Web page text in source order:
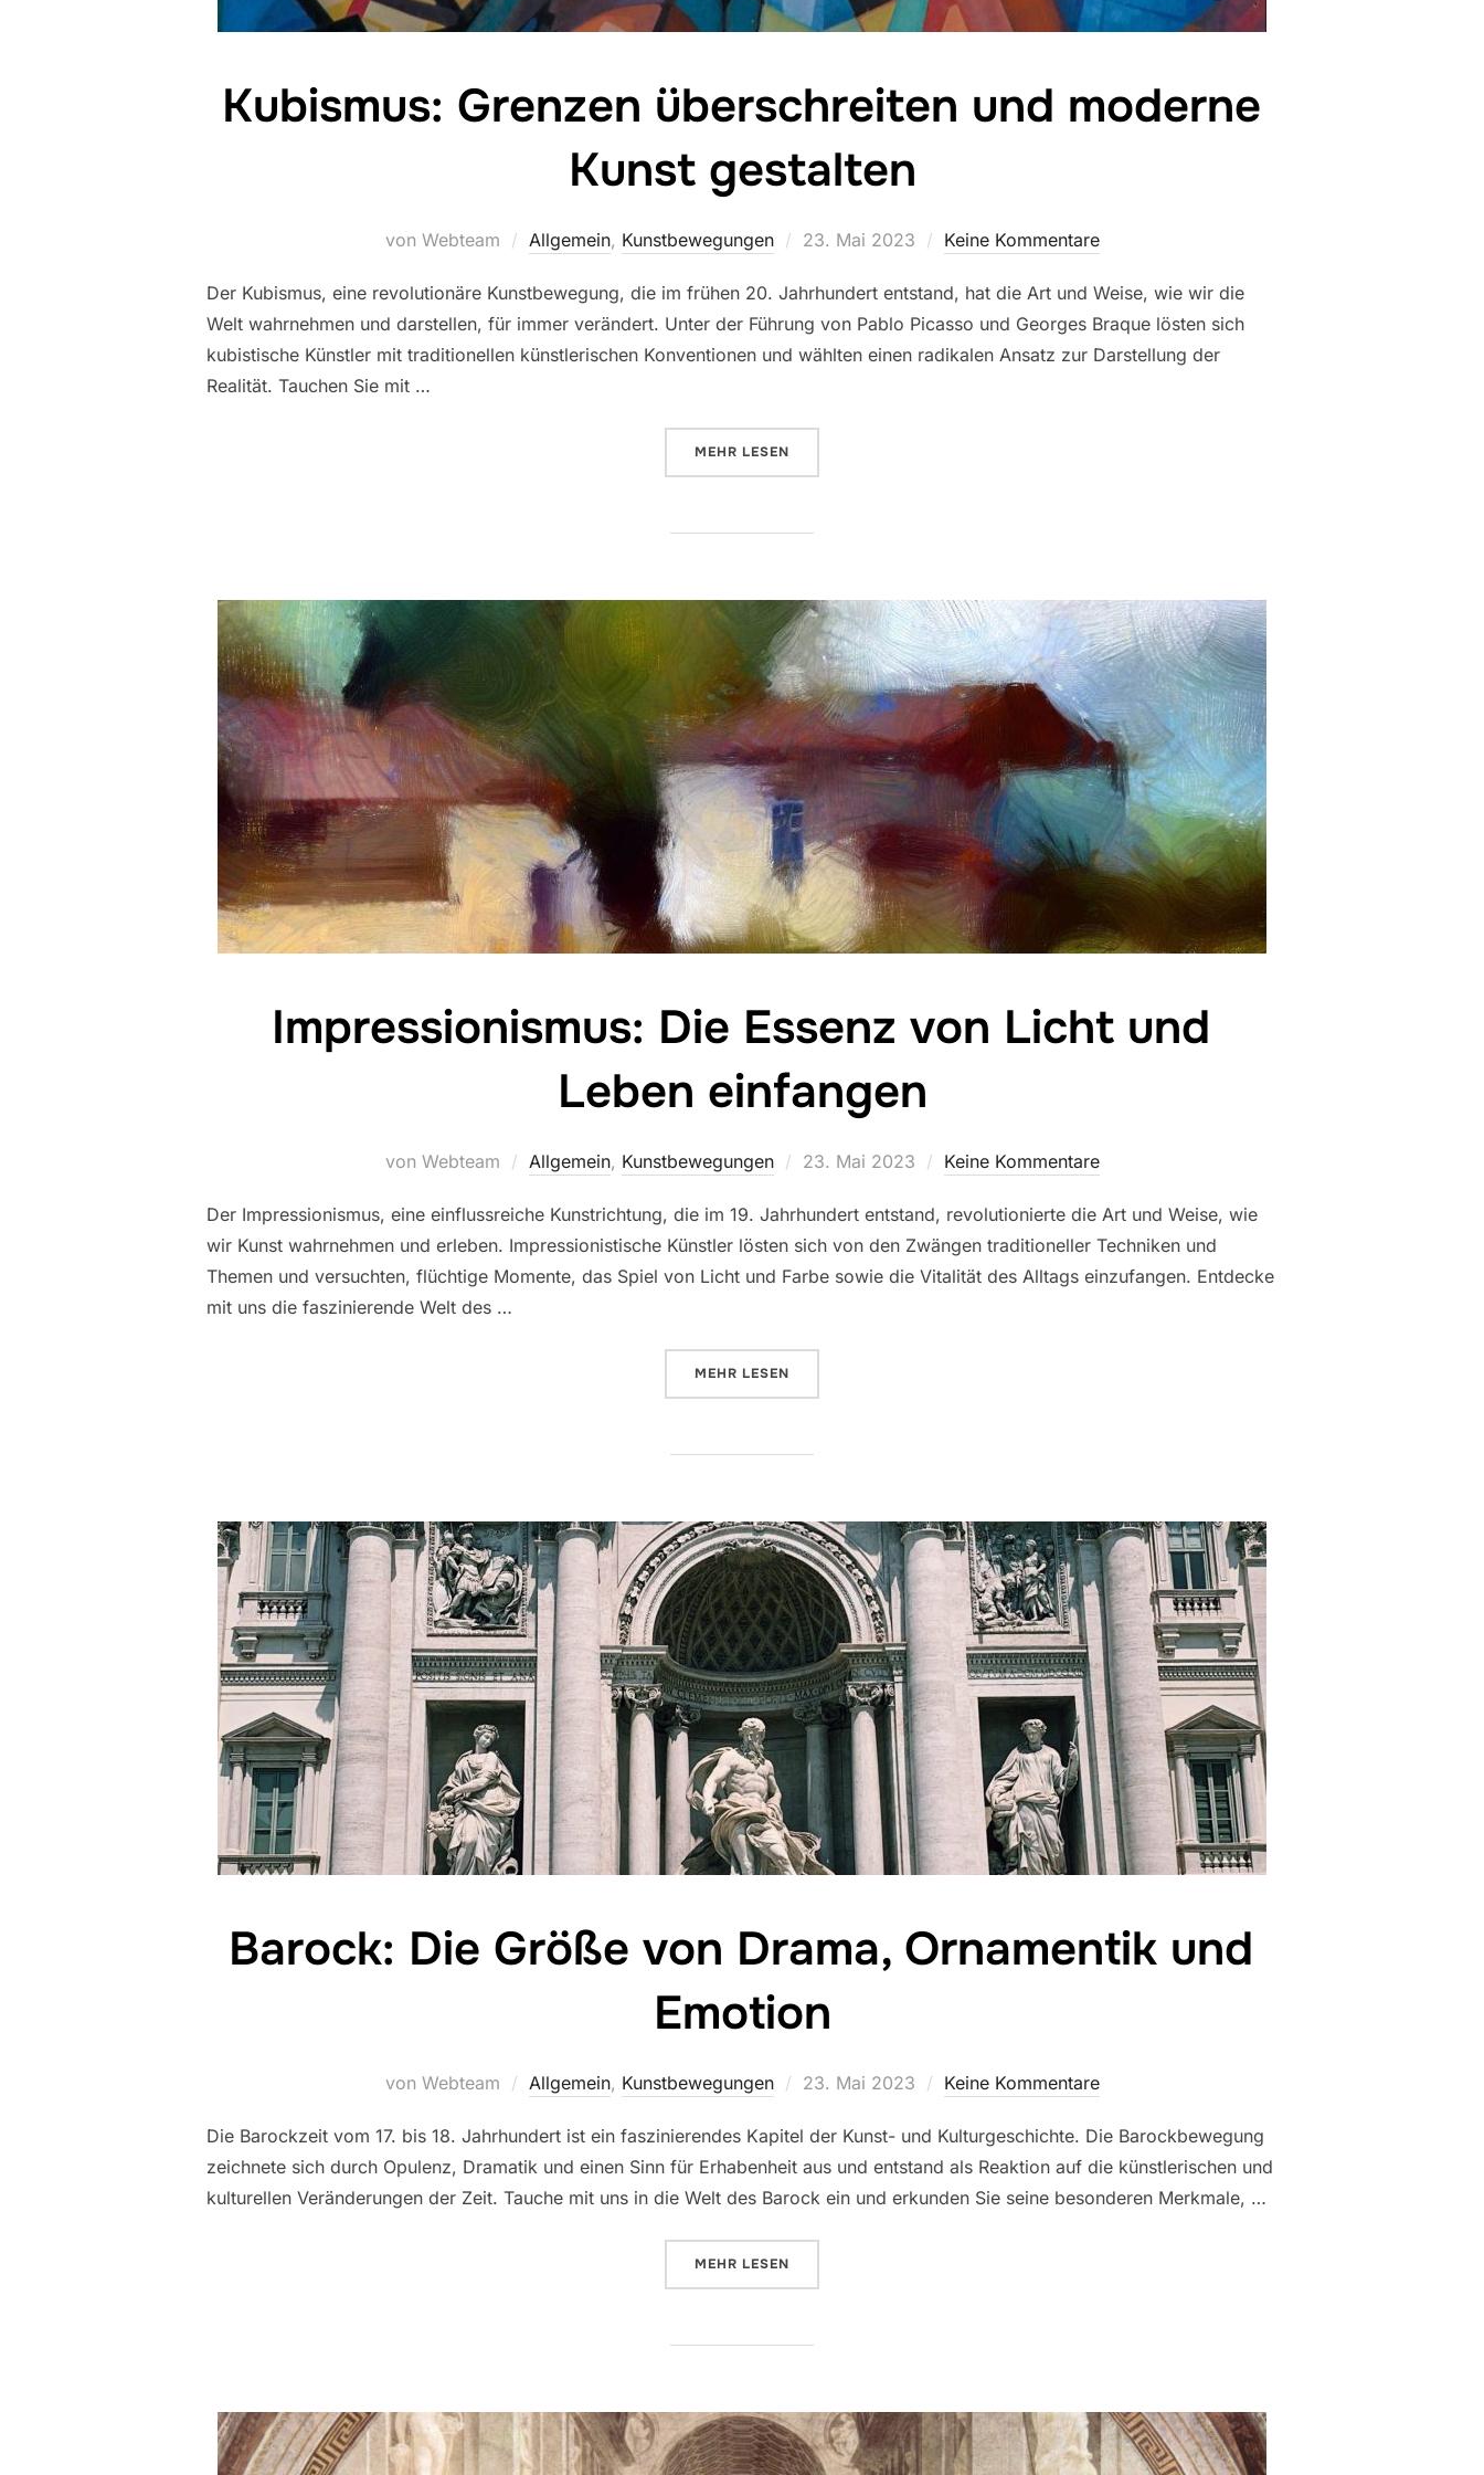
Kubismus: Grenzen überschreiten und moderne
Kunst gestalten
von Webteam Allgemein, Kunstbewegungen
Veröffentlicht
23. Mai 2023 Keine Kommentare
Der Kubismus, eine revolutionäre Kunstbewegung, die im frühen 20. Jahrhundert entstand, hat die Art und Weise, wie wir die
Welt wahrnehmen und darstellen, für immer verändert. Unter der Führung von Pablo Picasso und Georges Braque lösten sich
kubistische Künstler mit traditionellen künstlerischen Konventionen und wählten einen radikalen Ansatz zur Darstellung der
Realität. Tauchen Sie mit …
MEHR ÜBER „KUBISMUS: GRENZEN ÜBERSCHREITEN UND MODERNE KUNST GESTALTEN“
LESEN
Impressionismus: Die Essenz von Licht und
Leben einfangen
von Webteam Allgemein, Kunstbewegungen
Veröffentlicht
23. Mai 2023 Keine Kommentare
Der Impressionismus, eine einflussreiche Kunstrichtung, die im 19. Jahrhundert entstand, revolutionierte die Art und Weise, wie
wir Kunst wahrnehmen und erleben. Impressionistische Künstler lösten sich von den Zwängen traditioneller Techniken und
Themen und versuchten, flüchtige Momente, das Spiel von Licht und Farbe sowie die Vitalität des Alltags einzufangen. Entdecke
mit uns die faszinierende Welt des …
MEHR ÜBER „IMPRESSIONISMUS: DIE ESSENZ VON LICHT UND LEBEN EINFANGEN“
LESEN
Barock: Die Größe von Drama, Ornamentik und
Emotion
von Webteam Allgemein, Kunstbewegungen
Veröffentlicht
23. Mai 2023 Keine Kommentare
Die Barockzeit vom 17. bis 18. Jahrhundert ist ein faszinierendes Kapitel der Kunst- und Kulturgeschichte. Die Barockbewegung
zeichnete sich durch Opulenz, Dramatik und einen Sinn für Erhabenheit aus und entstand als Reaktion auf die künstlerischen und
kulturellen Veränderungen der Zeit. Tauche mit uns in die Welt des Barock ein und erkunden Sie seine besonderen Merkmale, …
MEHR ÜBER „BAROCK: DIE GRÖSSE VON DRAMA, ORNAMENTIK UND EMOTION“
LESEN